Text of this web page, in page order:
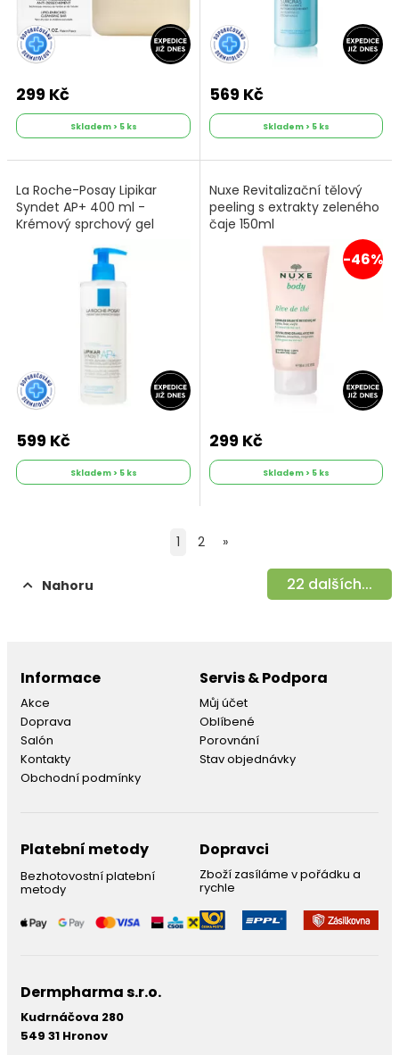
299 Kč
Skladem > 5 ks
569 Kč
Skladem > 5 ks
La Roche-Posay Lipikar
Syndet AP+ 400 ml -
Krémový sprchový gel
599 Kč
Skladem > 5 ks
Nuxe Revitalizační tělový
peeling s extrakty zeleného
čaje 150ml
-46%
299 Kč
Skladem > 5 ks
Nahoru
1 2 »
22 dalších...
Informace
Akce
Doprava
Salón
Kontakty
Obchodní podmínky
Servis & Podpora
Můj účet
Oblíbené
Porovnání
Stav objednávky
Platební metody
Bezhotovostní platební
metody
Dopravci
Zboží zasíláme v pořádku a
rychle
Dermpharma s.r.o.
Kudrnáčova 280
549 31 Hronov